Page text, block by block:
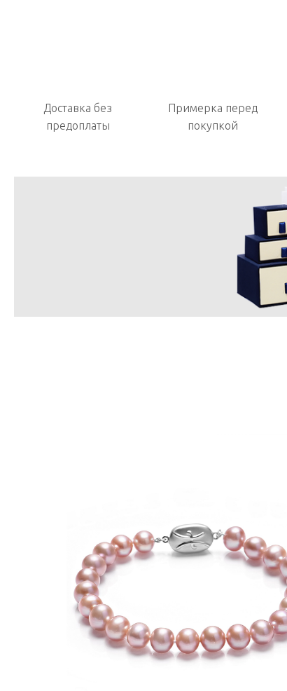
Доставка без
предоплаты
Примерка перед
покупкой